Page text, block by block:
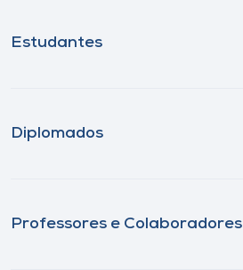
Estudantes
Diplomados
Professores e Colaboradores